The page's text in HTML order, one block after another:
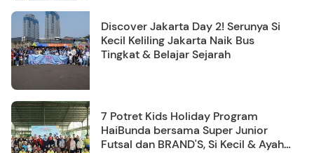
Discover Jakarta Day 2! Serunya Si
Kecil Keliling Jakarta Naik Bus
Tingkat & Belajar Sejarah
7 Potret Kids Holiday Program
HaiBunda bersama Super Junior
Futsal dan BRAND'S, Si Kecil & Ayah